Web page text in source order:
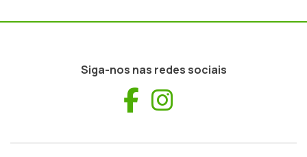
Siga-nos nas redes sociais
Facebook